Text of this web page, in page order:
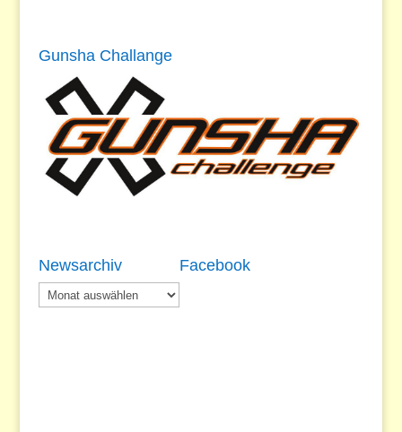
Gunsha Challange
Newsarchiv
Newsarchiv
Facebook